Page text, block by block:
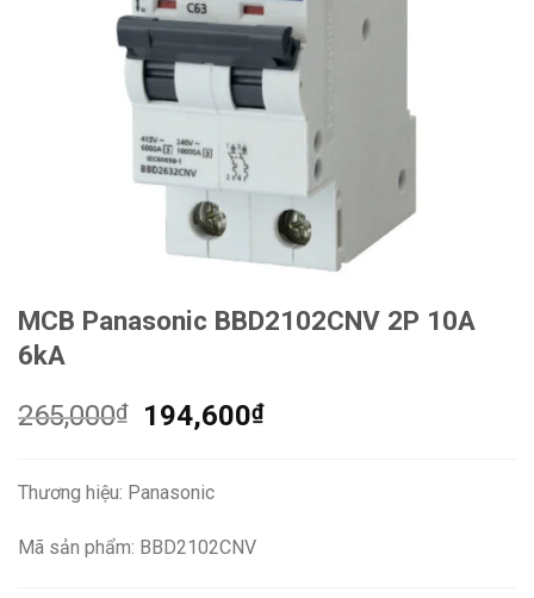
MCB Panasonic BBD2102CNV 2P 10A
6kA
265,000₫
Giá
265,000₫.
194,600₫Giá
Thương hiệu: Panasonic
Mã sản phẩm: BBD2102CNV